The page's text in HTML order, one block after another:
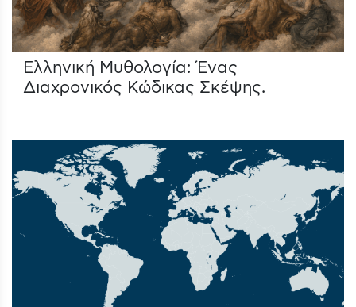
Ελληνική Μυθολογία: Ένας
Διαχρονικός Κώδικας Σκέψης.